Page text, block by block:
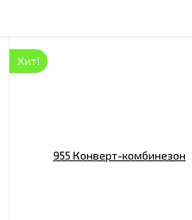
Хит!